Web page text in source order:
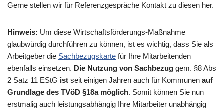
Gerne stellen wir für Referenzgespräche Kontakt zu diesen her.
Hinweis: Um diese Wirtschaftsförderungs-Maßnahme
glaubwürdig durchführen zu können, ist es wichtig, dass Sie als
Arbeitgeber die Sachbezugskarte für Ihre Mitarbeitenden
ebenfalls einsetzen. Die Nutzung von Sachbezug gem. §8 Abs
2 Satz 11 EStG ist seit einigen Jahren auch für Kommunen auf
Grundlage des TVöD §18a möglich. Somit können Sie nun
erstmalig auch leistungsabhängig Ihre Mitarbeiter unabhängig